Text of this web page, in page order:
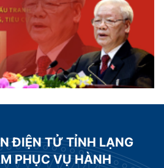
ĐIỆN TỬ TỈNH LẠNG
PHỤC VỤ HÀNH